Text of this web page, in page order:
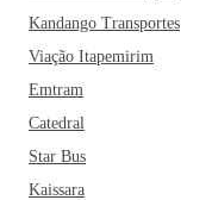
Kandango Transportes
Viação Itapemirim
Emtram
Catedral
Star Bus
Kaissara